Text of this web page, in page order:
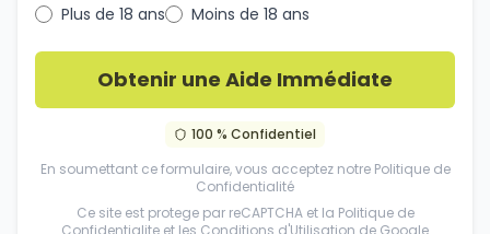
Plus de 18 ans
Moins de 18 ans
Obtenir une Aide Immédiate
100 % Confidentiel
En soumettant ce formulaire, vous acceptez notre Politique de
Confidentialité
Ce site est protege par reCAPTCHA et la Politique de
Confidentialite et les Conditions d'Utilisation de Google